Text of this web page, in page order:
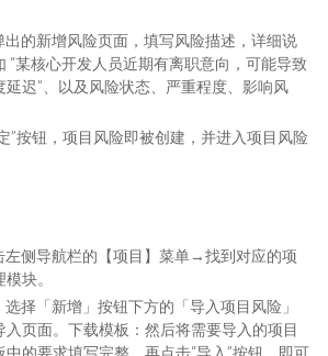
的新增风险页面，填写风险描述，详细说
“某核心开发人员近期有离职意向，可能导致
迟”、以及风险状态、严重程度、影响风
”按钮，项目风险即被创建，并进入项目风险
左侧导航栏的【项目】菜单→找到对应的项
块。
择「新增」按钮下方的「导入项目风险」
页面。下载模板：然后将需要导入的项目